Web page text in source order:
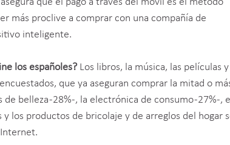
más proclive a comprar con una compañía de
inteligente.
los españoles?Los libros, la música, las películas y
que ya aseguran comprar la mitad o
belleza -28%-, la electrónica de consumo -27%-,
los productos de bricolaje y de arreglos del hogar